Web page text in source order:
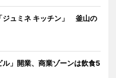
ジュミネ キッチン」 釜山の
」開業、商業ゾーンは飲食5